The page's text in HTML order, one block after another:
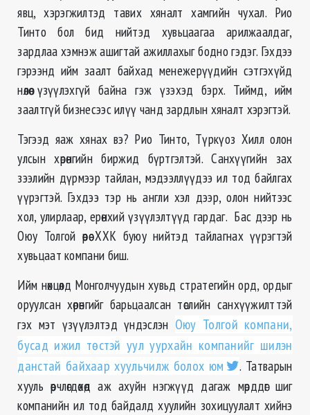
явц, хэрэгжилтэд тавих хяналт хамгийн чухал. Рио
Тинто бол бид нийтэд хувьцаагаа арилжаалдаг,
зардлаа хэмнэж ашигтай ажиллахыг бодно гэдэг. Гэхдээ
гэрээнд ийм заалт байхад менежерүүдийн сэтгэхүйд
нөлөө үзүүлэхгүй байна гэж үзэхэд бэрх. Тиймд, ийм
заалтгүй бизнесээс илүү чанд зардлын хяналт хэрэгтэй.
Тэгээд яаж хянах вэ? Рио Тинто, Түркүоз Хилл олон
улсын хөрөнгийн биржид бүртгэлтэй. Санхүүгийн зах
зээлийн дүрмээр тайлан, мэдээллүүдээ ил тод байлгах
үүрэгтэй. Гэхдээ тэр нь англи хэл дээр, олон нийтээс
хол, улирлаар, ерөнхий үзүүлэлтүүд гардаг. Бас дээр нь
Оюу Толгой өөрөө ХХК буюу нийтэд тайлагнах үүрэгтэй
хувьцаат компани биш.
Ийм нөхцөлд Монголчуудын хувьд стратегийн орд, ордыг
оруулсан хөрөнгийг барьцаалсан төслийн санхүүжилттэй
гэх мэт үзүүлэлтэд үндэслэн Оюу Толгой компани,
бусад ижил төстэй уул уурхайн компанийг шилэн
данстай байхаар хуульчилж болох юм
. Татварын
хууль өөрчлөгдөхөд аж ахуйн нэгжүүд дагаж мөрддөг шиг
компанийн ил тод байдалд хуулийн зохицуулалт хийнэ